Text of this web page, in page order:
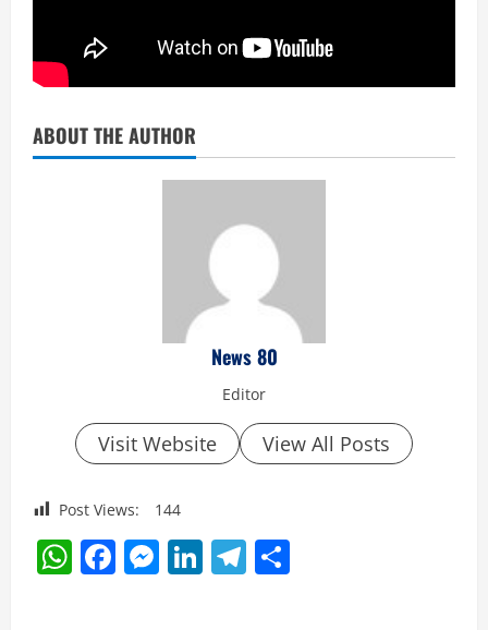
ABOUT THE AUTHOR
News 80
Editor
Visit Website View All Posts
Post Views: 144
WhatsApp
Facebook
Messenger
LinkedIn
Telegram